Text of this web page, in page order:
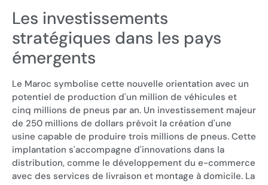
Les investissements
stratégiques dans les pays
émergents
Le Maroc symbolise cette nouvelle orientation avec un
potentiel de production d'un million de véhicules et
cinq millions de pneus par an. Un investissement majeur
de 250 millions de dollars prévoit la création d'une
usine capable de produire trois millions de pneus. Cette
implantation s'accompagne d'innovations dans la
distribution, comme le développement du e-commerce
avec des services de livraison et montage à domicile. La